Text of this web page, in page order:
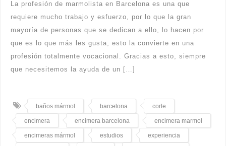
La profesión de marmolista en Barcelona es una que
requiere mucho trabajo y esfuerzo, por lo que la gran
mayoría de personas que se dedican a ello, lo hacen por
que es lo que más les gusta, esto la convierte en una
profesión totalmente vocacional. Gracias a esto, siempre
que necesitemos la ayuda de un […]
baños mármol barcelona corte
encimera encimera barcelona encimera marmol
encimeras mármol estudios experiencia